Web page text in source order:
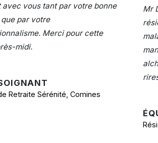
avec vous tant par votre bonne
par votre
Merci pour cette
midi.
Retraite Sérénité, Comines
Mr